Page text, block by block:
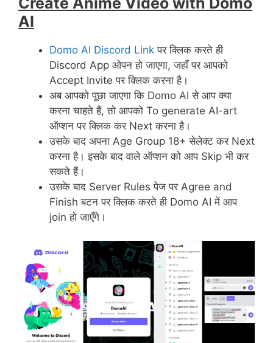
AI
Domo AI Discord Link पर क्लिक करते ही
Discord App ओपन हो जाएगा, जहाँ पर आपको
Accept Invite पर क्लिक करना है।
अब आपको पूछा जाएगा कि Domo AI से आप क्या
करना चाहते हैं, तो आपको To generate AI-art
ऑप्शन पर क्लिक कर Next करना है।
उसके बाद अपना Age Group 18+ सेलेक्ट कर Next
करना है। इसके बाद वाले ऑप्शन को आप Skip भी कर
सकते हैं।
उसके बाद Server Rules पेज पर Agree and
Finish बटन पर क्लिक करते ही Domo AI में आप
join हो जाएँगे।